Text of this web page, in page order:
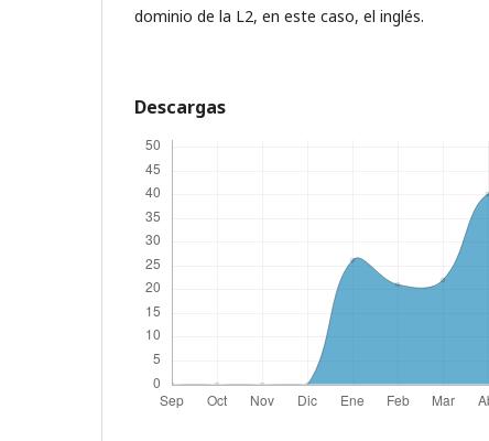
dominio de la L2, en este caso, el inglés.
Descargas